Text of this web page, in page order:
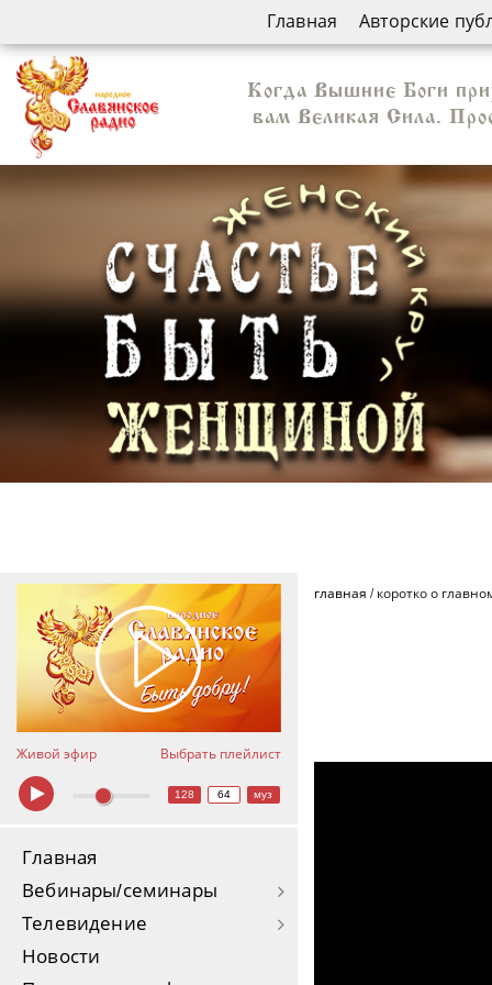
Главная Авторские
Когда Вышние Боги
вам Великая Сила.
Живой эфир Выбрать плейлист
128 64 муз
Главная
Вебинары/семинары
Телевидение
Новости
главная / коротко о